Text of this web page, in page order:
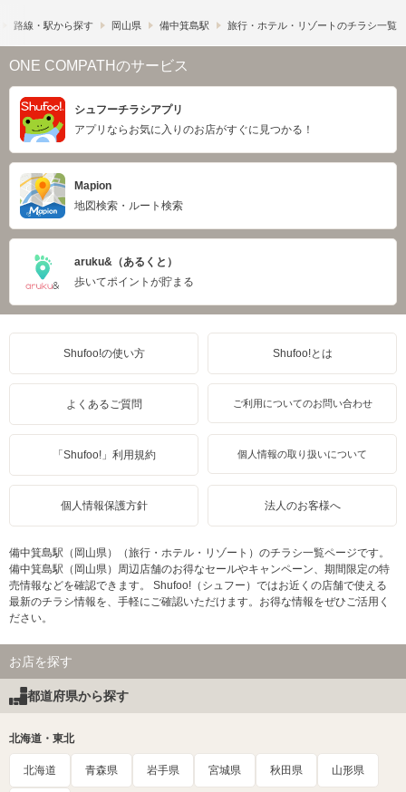
路線・駅から探す 岡山県 備中箕島駅 旅行・ホテル・リゾートのチラシ一覧
ONE COMPATHのサービス
シュフーチラシアプリ
アプリならお気に入りのお店がすぐに見つかる！
Mapion
地図検索・ルート検索
aruku&（あるくと）
歩いてポイントが貯まる
Shufoo!の使い方 Shufoo!とは
よくあるご質問 ご利用についてのお問い合わせ
「Shufoo!」利用規約 個人情報の取り扱いについて
個人情報保護方針 法人のお客様へ
備中箕島駅（岡山県）（旅行・ホテル・リゾート）のチラシ一覧ページです。
備中箕島駅（岡山県）周辺店舗のお得なセールやキャンペーン、期間限定の特
売情報などを確認できます。 Shufoo!（シュフー）ではお近くの店舗で使える
最新のチラシ情報を、手軽にご確認いただけます。お得な情報をぜひご活用く
ださい。
お店を探す
都道府県から探す
北海道・東北
北海道 青森県 岩手県 宮城県 秋田県 山形県